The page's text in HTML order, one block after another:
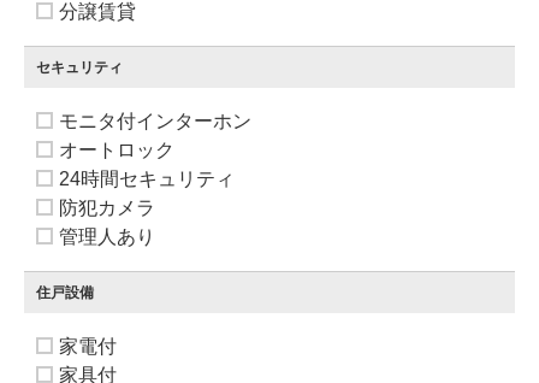
分譲賃貸
セキュリティ
モニタ付インターホン
オートロック
24時間セキュリティ
防犯カメラ
管理人あり
住戸設備
家電付
家具付